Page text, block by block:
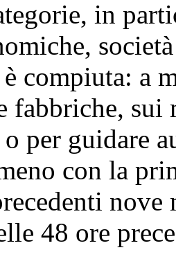
in
compiuta: a
fabbriche, sui
per guidare
con la
nove
48 ore